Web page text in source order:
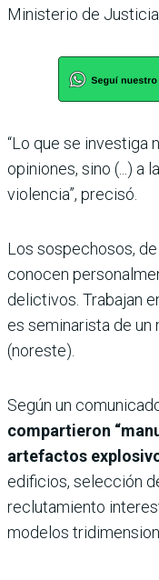
Ministerio de
“Lo que se investiga
opiniones, sino (...) a
violencia”, precisó.
Los sospechosos,
conocen
delictivos. Trabajan
es seminarista de
(noreste).
Según un
compartieron
artefactos
edificios, selección
reclutamiento
modelos